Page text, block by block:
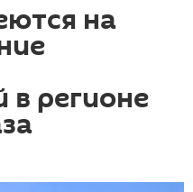
на
регионе